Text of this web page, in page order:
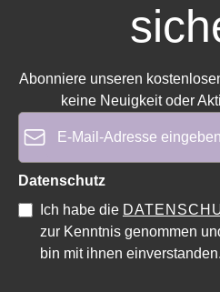
Durchschnittliche Bewertung von 0
Abonniere unseren
keine Neuigkeit oder
Datenschutz
Ich habe die
zur Kenntnis genommen
bin mit ihnen einverstanden.